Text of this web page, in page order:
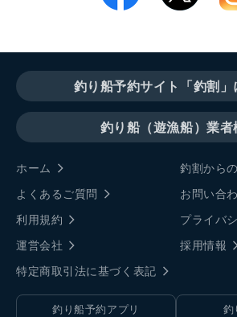
釣り船予約サイト「釣割」
釣り船（遊漁船）業者
ホーム
釣割から
よくあるご質問
お問い合
利用規約
プライバ
運営会社
採用情報
特定商取引法に基づく表記
釣り船予約アプリ
釣